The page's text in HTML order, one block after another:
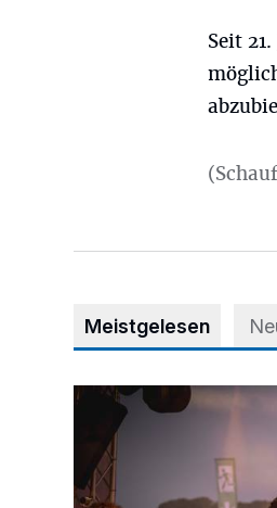
Seit
Meistgelesen
Mehr als nur ein Festival